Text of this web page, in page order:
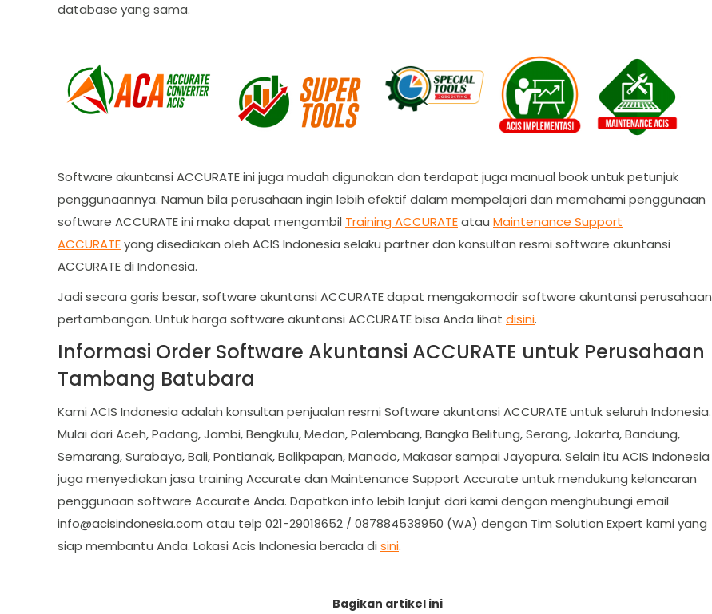
database yang sama.
Software akuntansi ACCURATE ini juga mudah digunakan dan terdapat juga manual book untuk petunjuk
penggunaannya. Namun bila perusahaan ingin lebih efektif dalam mempelajari dan memahami penggunaan
software ACCURATE ini maka dapat mengambil Training ACCURATEatau Maintenance Support
ACCURATEyang disediakan oleh ACIS Indonesia selaku partner dan konsultan resmi software akuntansi
ACCURATE di Indonesia.
Jadi secara garis besar, software akuntansi ACCURATE dapat mengakomodir software akuntansi perusahaan
pertambangan. Untuk harga software akuntansi ACCURATE bisa Anda lihat disini.
Informasi Order Software Akuntansi ACCURATE untuk Perusahaan
Tambang Batubara
Kami ACIS Indonesia adalah konsultan penjualan resmi Software akuntansi ACCURATE untuk seluruh Indonesia.
Mulai dari Aceh, Padang, Jambi, Bengkulu, Medan, Palembang, Bangka Belitung, Serang, Jakarta, Bandung,
Semarang, Surabaya, Bali, Pontianak, Balikpapan, Manado, Makasar sampai Jayapura. Selain itu ACIS Indonesia
juga menyediakan jasa training Accurate dan Maintenance Support Accurate untuk mendukung kelancaran
penggunaan software Accurate Anda. Dapatkan info lebih lanjut dari kami dengan menghubungi email
info@acisindonesia.com atau telp 021-29018652 / 087884538950 (WA) dengan Tim Solution Expert kami yang
siap membantu Anda. Lokasi Acis Indonesia berada di sini.
Bagikan artikel ini